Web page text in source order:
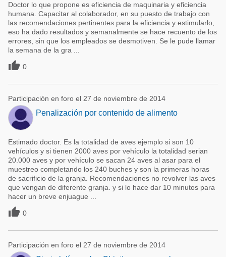
Doctor lo que propone es eficiencia de maquinaria y eficiencia
humana. Capacitar al colaborador, en su puesto de trabajo con
las recomendaciones pertinentes para la eficiencia y estimularlo,
eso ha dado resultados y semanalmente se hace recuento de los
errores, sin que los empleados se desmotiven. Se le pude llamar
la semana de la gra ...
 0
Participación en foro el 27 de noviembre de 2014
Penalización por contenido de alimento
Estimado doctor. Es la totalidad de aves ejemplo si son 10
vehículos y si tienen 2000 aves por vehículo la totalidad serian
20.000 aves y por vehículo se sacan 24 aves al asar para el
muestreo completando los 240 buches y son la primeras horas
de sacrificio de la granja. Recomendaciones no revolver las aves
que vengan de diferente granja. y si lo hace dar 10 minutos para
hacer un breve enjuague ...
 0
Participación en foro el 27 de noviembre de 2014